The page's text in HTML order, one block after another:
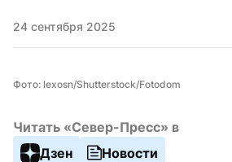
24 сентября 2025
Фото: lexosn/Shutterstock/Fotodom
Читать «Север-Пресс» в
Дзен
Новости